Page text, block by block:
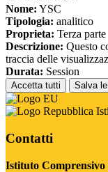
Nome: YSC
Tipologia: analitico
Proprieta: Terza parte
Descrizione: Questo
traccia delle
Durata: Session
Accetta tutti Salva
Contatti
Istituto